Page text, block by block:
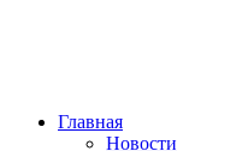
Главная
Новости